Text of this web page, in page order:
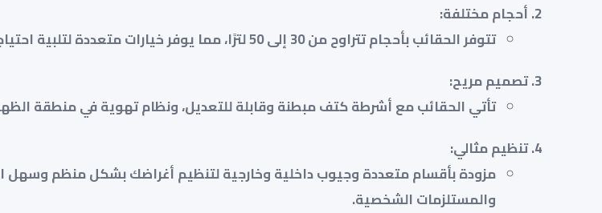
أحجام مختلفة:
تتوفر الحقائب بأحجام تتراوح من 30 إلى 50 لترًا، مما يوفر خيارات متعددة لتلبية احتياجاتك سواء كنت تخطط لرحلة قصيرة أو مغامرة طويلة.
تصميم مريح:
تأتي الحقائب مع أشرطة كتف مبطنة وقابلة للتعديل، ونظام تهوية في منطقة
تنظيم مثالي:
مزودة بأقسام متعددة وجيوب داخلية وخارجية لتنظيم أغراضك بشكل منظم وسهل
والمستلزمات الشخصية.